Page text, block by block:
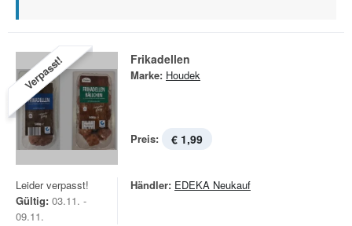
Verpasst! Frikadellen
Marke: Houdek
Preis: € 1,99
Leider verpasst!
Gültig: 03.11. -
09.11.
Händler: EDEKA Neukauf